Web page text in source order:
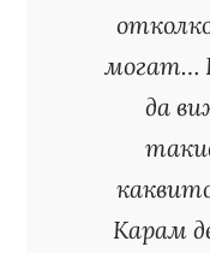
могат…
да
Карам